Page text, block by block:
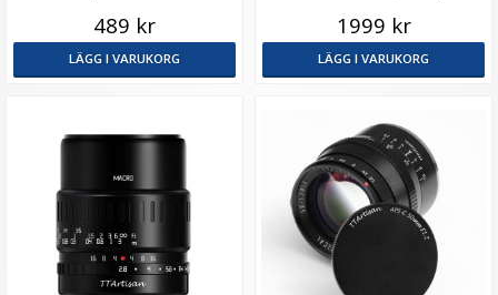
489 kr
LÄGG I VARUKORG
1999 kr
LÄGG I VARUKORG